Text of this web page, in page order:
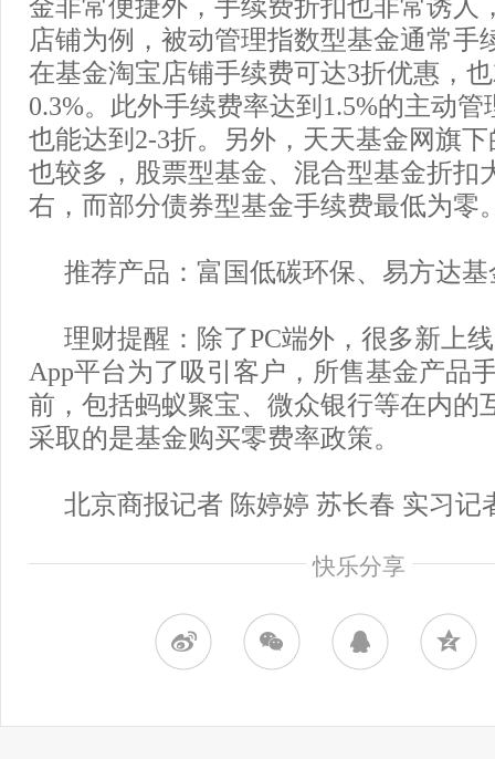
金非常便捷外，手续费折扣也非常诱人
店铺为例，被动管理指数型基金通常手
在基金淘宝店铺手续费可达3折优惠，
0.3%。此外手续费率达到1.5%的主动
也能达到2-3折。另外，天天基金网旗
也较多，股票型基金、混合型基金折扣
右，而部分债券型基金手续费最低为零
推荐产品：富国低碳环保、易方达基
理财提醒：除了PC端外，很多新上
App平台为了吸引客户，所售基金产品
前，包括蚂蚁聚宝、微众银行等在内的
采取的是基金购买零费率政策。
北京商报记者 陈婷婷 苏长春 实习记
快乐分享